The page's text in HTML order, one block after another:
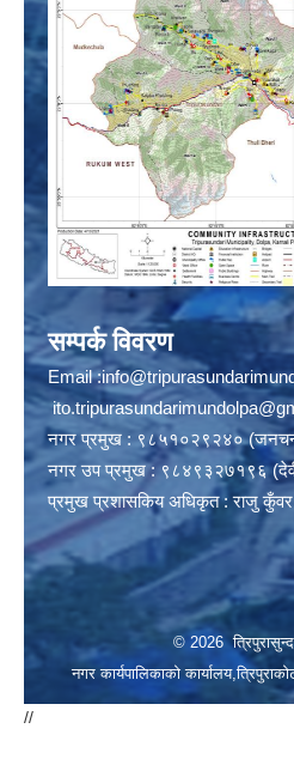
सम्पर्क विवरण
Email :
नगर प्रमुख : ९८५१०२९२४०
नगर उप प्रमुख : ९८४९३२७१९६ (देवी
प्रमुख प्रशासकिय अधिकृत : राजु कुँवर
© 2026
नगर कार्यपालिकाको
//